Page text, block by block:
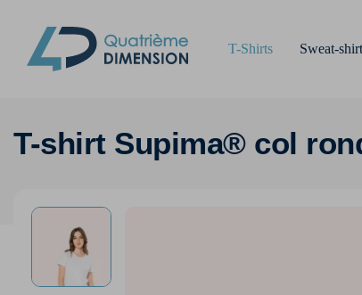
T-Shirts Sweat-
T-shirt Supima® col